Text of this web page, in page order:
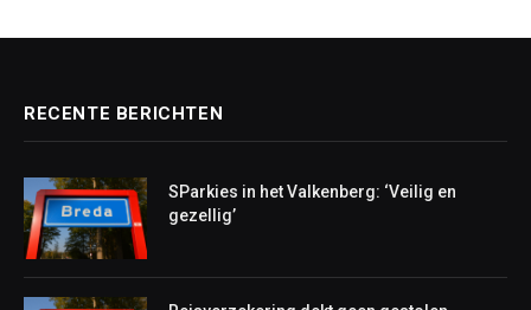
RECENTE BERICHTEN
SParkies in het Valkenberg: ‘Veilig en
gezellig’